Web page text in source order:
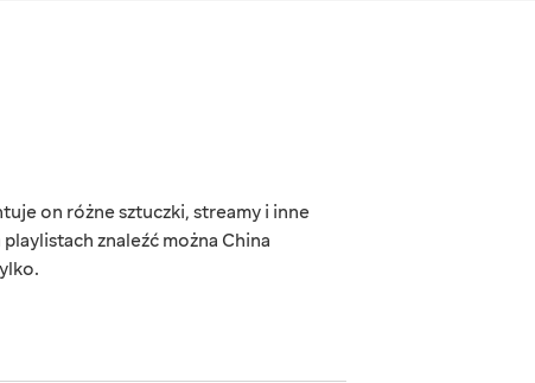
on różne sztuczki, streamy i inne
znaleźć można China